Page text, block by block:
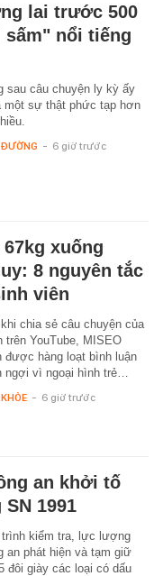
lai trước 500
nổi tiếng
sau câu chuyện ly kỳ ấy
một sự thật phức tạp hơn
- 6 giờ trước
xuống
8 nguyên tắc
viên
chia sẻ câu chuyện của
trên YouTube, MISEO
được hàng loạt bình luận
ngợi vì ngoại hình trẻ…
- 6 giờ trước
an khởi tố
1991
trình kiểm tra, lực lượng
an phát hiện và tạm giữ
đôi giày các loại có dấu